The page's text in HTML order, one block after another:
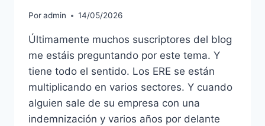
Poradmin 14/05/2026
Últimamente muchos suscriptores del blog
me estáis preguntando por este tema. Y
tiene todo el sentido. Los ERE se están
multiplicando en varios sectores. Y cuando
alguien sale de su empresa con una
indemnización y varios años por delante